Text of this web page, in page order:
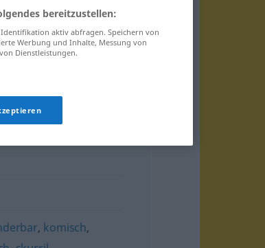
, komisch,
bereitzustellen:
aktiv abfragen. Speichern von
Werbung und Inhalte, Messung von
Dienstleistungen.